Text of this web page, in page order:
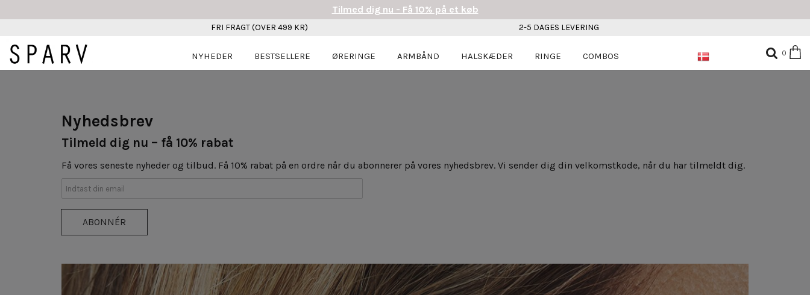
Nyhedsbrev
Tilmeld dig nu – få 10% rabat
Få vores seneste nyheder og tilbud. Få 10% rabat på en ordre når du abonnerer på vores nyhedsbrev. Vi sender dig din velkomstkode, når du har tilmeldt dig.
ABONNÉR
Tilmed dig nu - Få 10% på et køb
FRI FRAGT (OVER 499 KR) 2-5 DAGES LEVERING
NYHEDER BESTSELLERE ØRERINGE ARMBÅND HALSKÆDER RINGE COMBOS 0